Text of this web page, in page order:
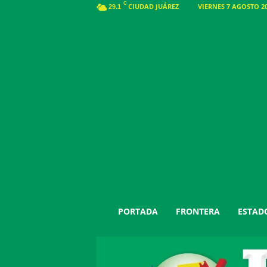
29.1 C CIUDAD JUÁREZ VIERNES 7 AGOSTO
PORTADA FRONTERA